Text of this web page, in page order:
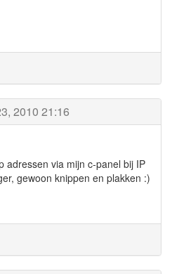
2010 21:16
adressen via mijn c-panel bij IP
gewoon knippen en plakken :)